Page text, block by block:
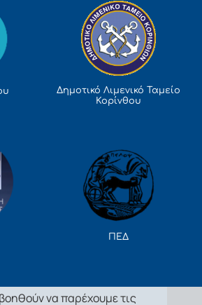
Δημοτικό Λιμενικό Ταμείο
Κορίνθου
ΠΕΔ
να παρέχουμε τις